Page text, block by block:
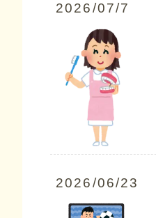
2026/07/7
2026/06/23